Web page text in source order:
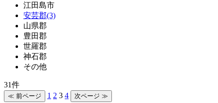
江田島市
安芸郡(3)
山県郡
豊田郡
世羅郡
神石郡
その他
31件
1 2 3 4